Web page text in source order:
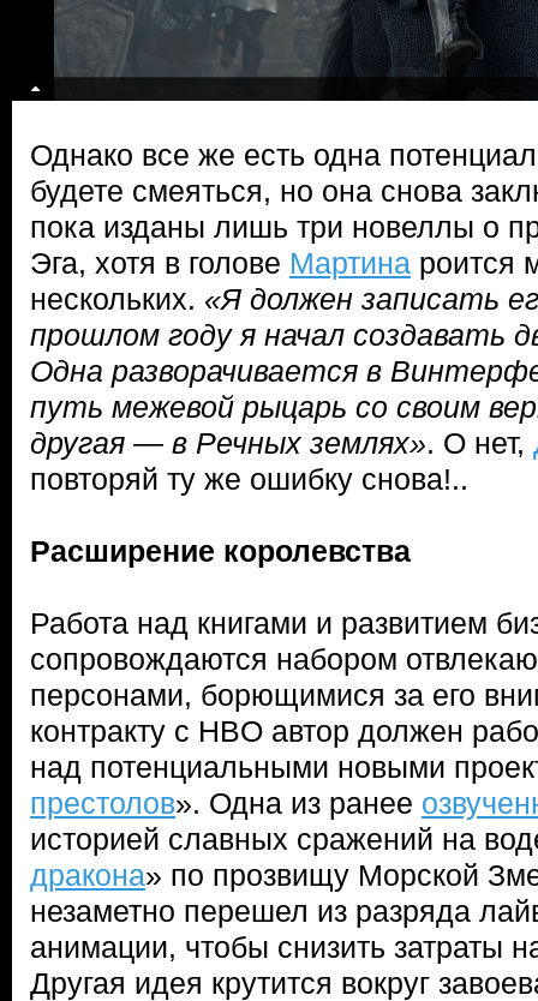
Однако все же есть одна
будете смеяться, но она снова
пока изданы лишь три новеллы о
Эга, хотя в голове Мартина роится
нескольких. «Я должен записать
прошлом году я начал создавать
Одна разворачивается в
путь межевой рыцарь со своим
другая — в Речных землях». О нет,
повторяй ту же ошибку снова!..
Расширение королевства
Работа над книгами и развитием
сопровождаются набором
персонами, борющимися за его
контракту с HBO автор должен
над потенциальными новыми
престолов». Одна из ранее
историей славных сражений на
дракона» по прозвищу Морской
незаметно перешел из разряда
анимации, чтобы снизить затраты
Другая идея крутится вокруг